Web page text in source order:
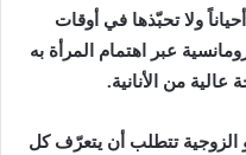
ولا تحبّذها في أوقات
عبر اهتمام المرأة به
عالية من الأنانية.
الزوجية تتطلب أن يتعرّف كل